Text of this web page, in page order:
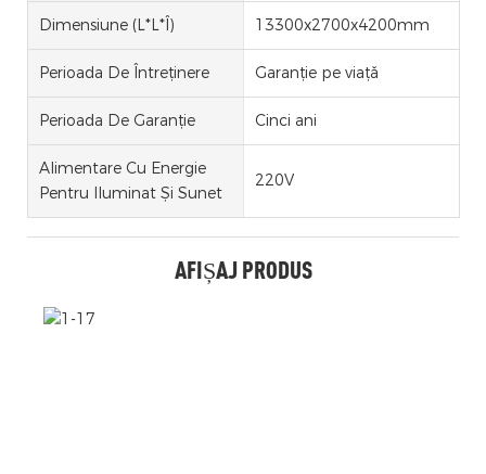
Dimensiune (L*l*Î) 13300x2700x4200mm
Perioada De Întreținere Garanție pe viață
Perioada De Garanție Cinci ani
Alimentare Cu Energie
Pentru Iluminat Și Sunet
220V
AFIȘAJ PRODUS